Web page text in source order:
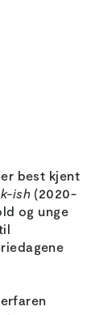
best kjent
ish (2020-
og unge